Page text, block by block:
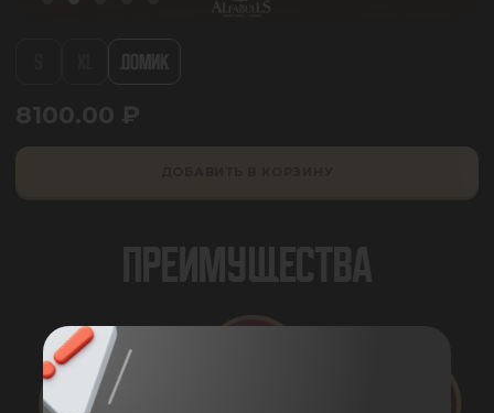
ДОМИК
8100.00 ₽
ПРЕИМУЩЕСТВА